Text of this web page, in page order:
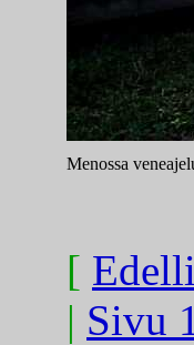
Menossa
[
| Sivu